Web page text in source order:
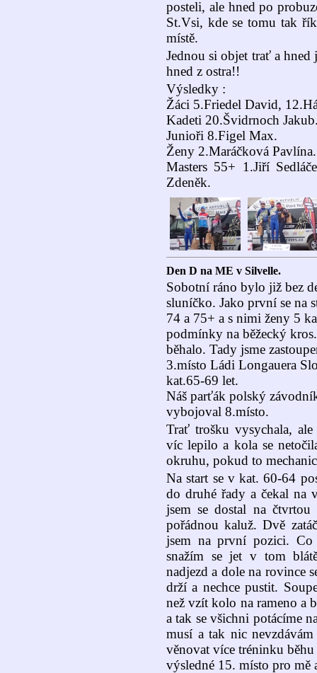
posteli, ale hned po
St.Vsi, kde se tomu tak
místě.
Jednou si objet trať a
hned z ostra!!
Výsledky :
Žáci 5.Friedel David,
Kadeti 20.Švidrnoch
Junioři 8.Figel Max.
Ženy 2.Maráčková Pavlína.
Masters 55+ 1.Jiří
Zdeněk.
Den D na ME v Silvelle.
Sobotní ráno bylo již bez
sluníčko. Jako první se na
74 a 75+ a s nimi ženy 5
podmínky na běžecký
běhalo. Tady jsme
3.místo Ládi Longauera
kat.65-69 let.
Náš parťák polský
vybojoval 8.místo.
Trať trošku vysychala,
víc lepilo a kola se
okruhu, pokud to
Na start se v kat. 60-64
do druhé řady a čekal na
jsem se dostal na
pořádnou kaluž. Dvě
jsem na první pozici.
snažím se jet v tom
nadjezd a dole na rovince
drží a nechce pustit.
než vzít kolo na rameno a
a tak se všichni potácíme
musí a tak nic
věnovat více tréninku
výsledné 15. místo pro mě